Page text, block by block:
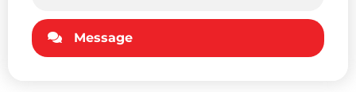
Message